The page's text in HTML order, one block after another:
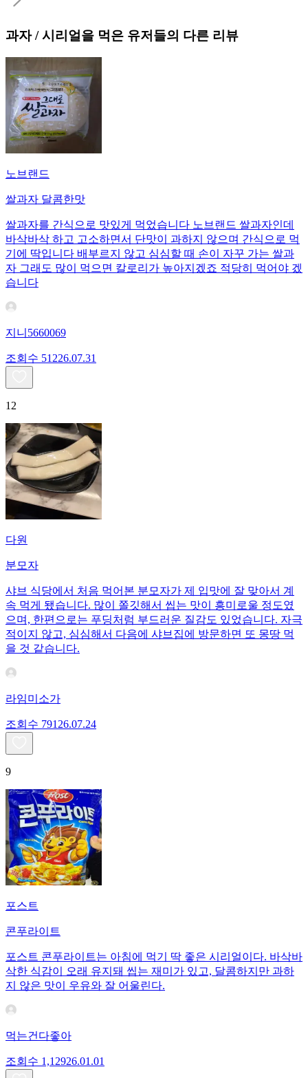
과자 / 시리얼을 먹은 유저들의 다른 리뷰
노브랜드
쌀과자 달콤한맛
쌀과자를 간식으로 맛있게 먹었습니다 노브랜드 쌀과자인데
바삭바삭 하고 고소하면서 단맛이 과하지 않으며 간식으로 먹
기에 딱입니다 배부르지 않고 심심할 때 손이 자꾸 가는 쌀과
자 그래도 많이 먹으면 칼로리가 높아지겠죠 적당히 먹어야 겠
습니다
지니5660069
조회수 51226.07.31
12
다원
분모자
샤브 식당에서 처음 먹어본 분모자가 제 입맛에 잘 맞아서 계
속 먹게 됐습니다. 많이 쫄깃해서 씹는 맛이 흥미로울 정도였
으며, 한편으로는 푸딩처럼 부드러운 질감도 있었습니다. 자극
적이지 않고, 심심해서 다음에 샤브집에 방문하면 또 몽땅 먹
을 것 같습니다.
라임미소가
조회수 791 26.07.24
9
포스트
콘푸라이트
포스트 콘푸라이트는 아침에 먹기 딱 좋은 시리얼이다. 바삭바
삭한 식감이 오래 유지돼 씹는 재미가 있고, 달콤하지만 과하
지 않은 맛이 우유와 잘 어울린다.
먹는건다좋아
조회수 1,12926.01.01